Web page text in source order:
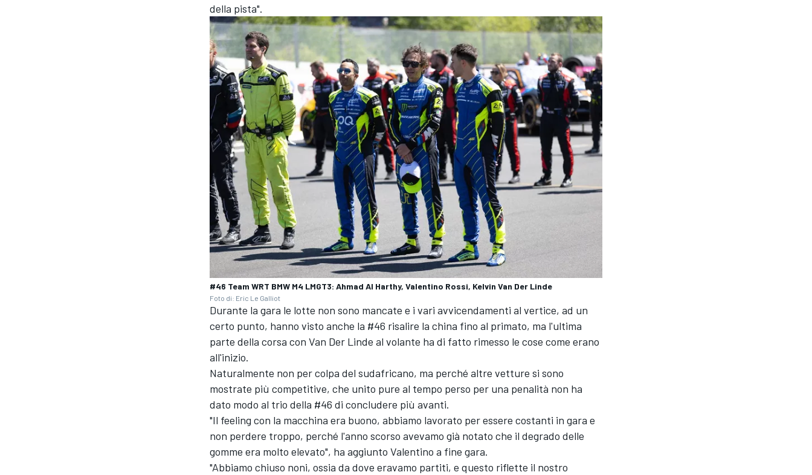
della pista".
#46 Team WRT BMW M4 LMGT3: Ahmad Al Harthy, Valentino Rossi, Kelvin Van Der Linde
Foto di: Eric Le Galliot
Durante la gara le lotte non sono mancate e i vari avvicendamenti al vertice, ad un
certo punto, hanno visto anche la #46 risalire la china fino al primato, ma l'ultima
parte della corsa con Van Der Linde al volante ha di fatto rimesso le cose come erano
all'inizio.
Naturalmente non per colpa del sudafricano, ma perché altre vetture si sono
mostrate più competitive, che unito pure al tempo perso per una penalità non ha
dato modo al trio della #46 di concludere più avanti.
"Il feeling con la macchina era buono, abbiamo lavorato per essere costanti in gara e
non perdere troppo, perché l'anno scorso avevamo già notato che il degrado delle
gomme era molto elevato", ha aggiunto Valentino a fine gara.
"Abbiamo chiuso noni, ossia da dove eravamo partiti, e questo riflette il nostro